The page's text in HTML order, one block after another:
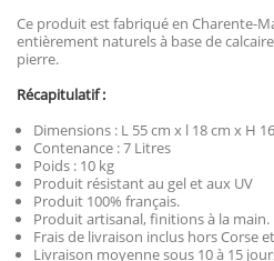
Ce produit est fabriqué en Charente-
entièrement naturels à base de
pierre.
Récapitulatif :
Dimensions : L 55 cm x l 18 cm x H
Contenance : 7 Litres
Poids : 10 kg
Produit résistant au gel et aux UV
Produit 100% français.
Produit artisanal, finitions à la main.
Frais de livraison inclus hors Corse
Livraison moyenne sous 10 à 15